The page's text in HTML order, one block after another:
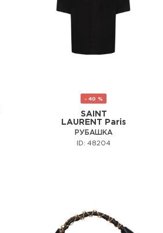
- 40 %
SAINT
LAURENT Paris
РУБАШКА
ID: 48204